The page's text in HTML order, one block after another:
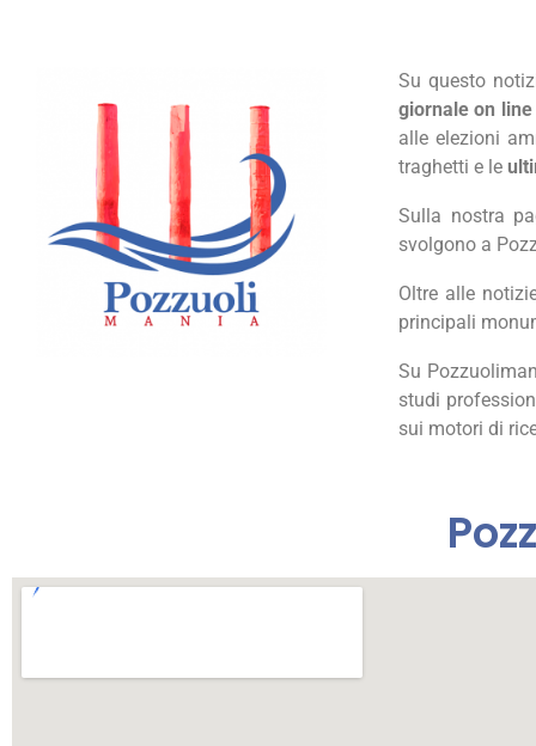
Su questo
giornale on
alle elezioni
traghetti e le
Sulla nostra
svolgono a
Oltre alle
principali
Su
studi
sui motori di